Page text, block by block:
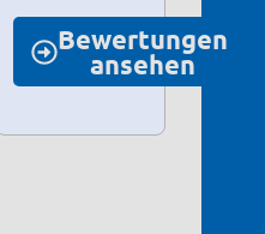
Bewertungen
ansehen